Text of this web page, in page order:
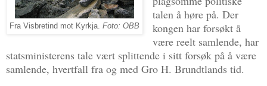
Fra Visbretind mot Kyrkja. Foto: OBB
talen å høre på. Der
kongen har forsøkt å
være reelt samlende, har
statsministerens tale vært splittende i sitt forsøk på å være
samlende, hvertfall fra og med Gro H. Brundtlands tid.